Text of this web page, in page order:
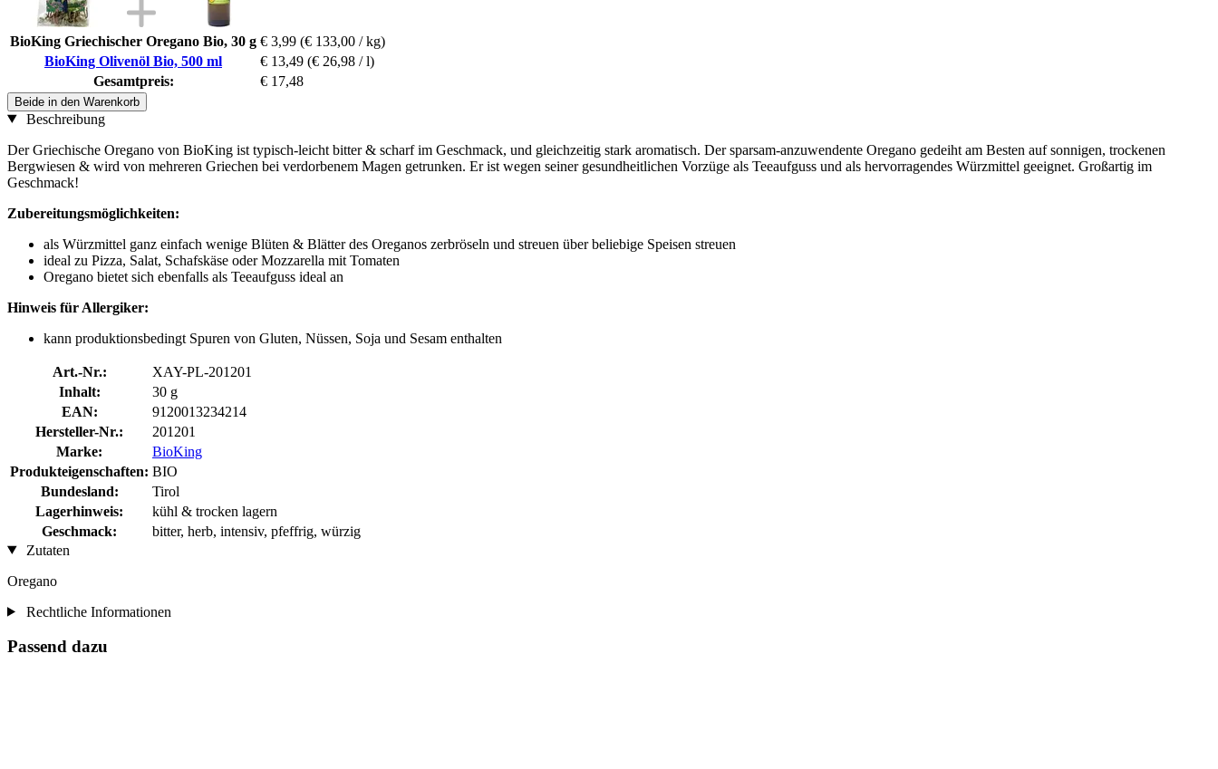
BioKing Griechischer Oregano Bio, 30 g € 3,99 (€ 133,00 / kg)
BioKing Olivenöl Bio, 500 ml
€ 13,49 (€ 26,98 / l)
Gesamtpreis:
€ 17,48
Beide in den Warenkorb
Beschreibung
Der Griechische Oregano von BioKing ist typisch-leicht bitter & scharf im Geschmack, und gleichzeitig stark aromatisch. Der sparsam-anzuwendente Oregano gedeiht am Besten auf sonnigen, trockenen
Bergwiesen & wird von mehreren Griechen bei verdorbenem Magen getrunken. Er ist wegen seiner gesundheitlichen Vorzüge als Teeaufguss und als hervorragendes Würzmittel geeignet. Großartig im
Geschmack!
Zubereitungsmöglichkeiten:
als Würzmittel ganz einfach wenige Blüten & Blätter des Oreganos zerbröseln und streuen über beliebige Speisen streuen
ideal zu Pizza, Salat, Schafskäse oder Mozzarella mit Tomaten
Oregano bietet sich ebenfalls als Teeaufguss ideal an
Hinweis für Allergiker:
kann produktionsbedingt Spuren von Gluten, Nüssen, Soja und Sesam enthalten
Art.-Nr.:
XAY-PL-201201
Inhalt:
30 g
EAN:
9120013234214
Hersteller-Nr.:
201201
Marke:
BioKing
Produkteigenschaften: BIO
Bundesland:
Tirol
Lagerhinweis:
kühl & trocken lagern
Geschmack:
bitter, herb, intensiv, pfeffrig, würzig
Zutaten
Oregano
Rechtliche Informationen
Passend dazu